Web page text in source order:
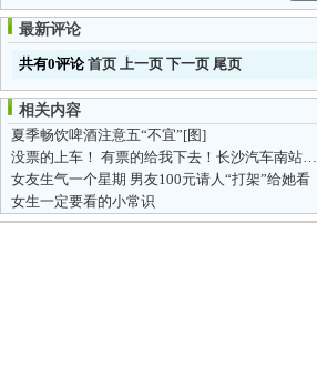
最新评论
共有0评论首页 上一页 下一页 尾页
相关内容
夏季畅饮啤酒注意五“不宜”[图]
没票的上车！ 有票的给我下去！长沙汽车南站中秋奇遇
女友生气一个星期 男友100元请人“打架”给她看
女生一定要看的小常识